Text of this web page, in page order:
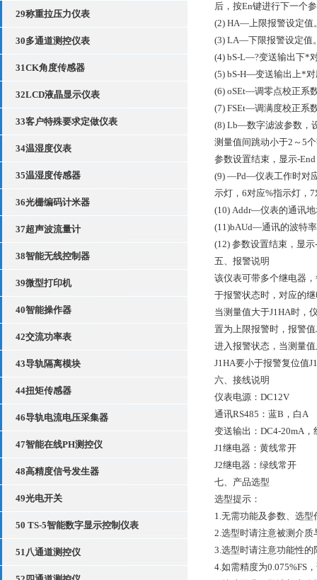
29称重拉压力仪表
30多通道测控仪表
31CK角度传感器
32LCD液晶显示仪表
33客户特殊要求定做仪表
34温湿度仪表
35温湿度传感器
36光栅编码计米器
37超声波流量计
38智能无线控制器
39微型打印机
40智能操作器
42交流功率表
43导轨隔离模块
44扭矩传感器
46导轨电流电压采集器
47智能在线PH测控仪
48高精度信号发生器
49光电开关
50 TS-5智能数字显示控制仪表
51八通道测控仪
后，按En键进行下一个
(2) HA—上限报警设定值
(3) LA—下限报警设定值
(4) bS-L—?变送输出下*
(5) bS-H—变送输出上*
(6) oSEt—调零点校正系
(7) FSEt—调满度校正系
(8) Lb—数字滤波参数，
测量值间跳动小于2～5
参数设置结束，显示-
(9) —Pd—仪表工作时对
示灯，6对应%指示灯，
(10) Addr—仪表的通讯
(11)bAUd—通讯的波特
(12) 参数设置结束，显
五、报警说明
该仪表可带多个继电器
于报警状态时，对应的
当测量值大于J1HA时，
置为上限报警时，报警
进入报警状态，当测量
J1HA要小于报警复位值
六、接线说明
仪表电源：DC12V
通讯RS485：蓝B，白A
变送输出：DC4-20mA，
J1继电器：黄线常开
J2继电器：绿线常开
七、产品选型
选型提示：
1.无需功能及参数、选型
2.选型时请注意被测介
3.选型时请注意功能性
4.如需精度为0.075%FS